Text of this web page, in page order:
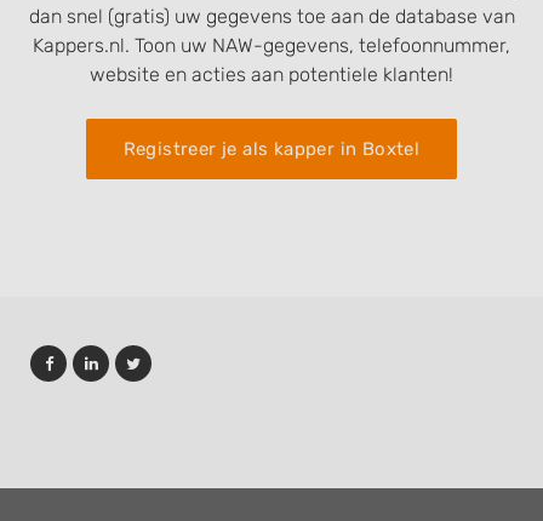
dan snel (gratis) uw gegevens toe aan de database van
Kappers.nl. Toon uw NAW-gegevens, telefoonnummer,
website en acties aan potentiele klanten!
Registreer je als kapper in Boxtel